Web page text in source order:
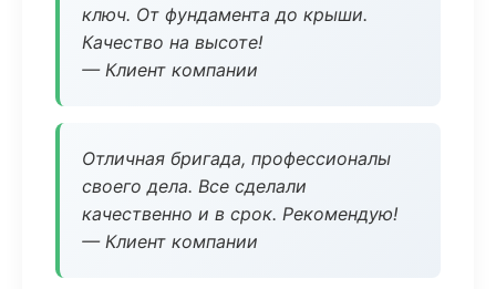
ключ. От фундамента до крыши.
Качество на высоте!
— Клиент компании
Отличная бригада, профессионалы
своего дела. Все сделали
качественно и в срок. Рекомендую!
— Клиент компании